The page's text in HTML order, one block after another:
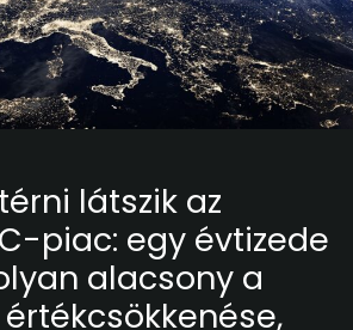
látszik az
piac: egy évtizede
alacsony a